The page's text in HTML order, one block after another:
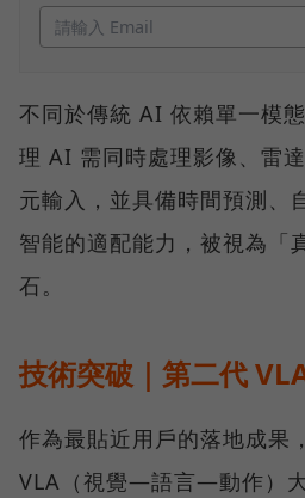
不同於傳統 AI 依賴單一模
理 AI 需同時處理影像、雷
元輸入，並具備時間預測、
智能的適配能力，被視為「
石。
技術突破｜第二代
作為最貼近用戶的落地成果
VLA（視覺—語言—動作）大